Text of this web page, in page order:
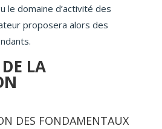
le domaine d’activité des
proposera alors des
LA
DES FONDAMENTAUX